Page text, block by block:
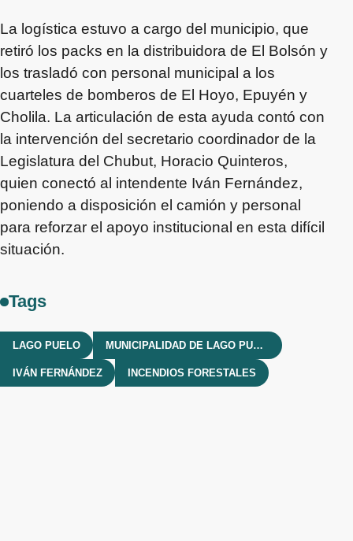
La logística estuvo a cargo del municipio, que
retiró los packs en la distribuidora de El Bolsón y
los trasladó con personal municipal a los
cuarteles de bomberos de El Hoyo, Epuyén y
Cholila. La articulación de esta ayuda contó con
la intervención del secretario coordinador de la
Legislatura del Chubut, Horacio Quinteros,
quien conectó al intendente Iván Fernández,
poniendo a disposición el camión y personal
para reforzar el apoyo institucional en esta difícil
situación.
Tags
LAGO PUELO MUNICIPALIDAD DE LAGO PUELO
IVÁN FERNÁNDEZ INCENDIOS FORESTALES